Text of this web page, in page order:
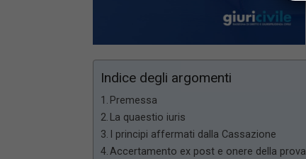
Indice degli argomenti
Premessa
La quaestio iuris
I principi affermati dalla Cassazione
Accertamento ex post e onere della prova